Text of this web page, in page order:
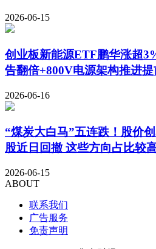
2026-06-15
创业板新能源ETF鹏华涨超
告翻倍+800V电源架构推进
2026-06-16
“煤炭大白马”五连跌！股价
股近日回撤 这些方向占比较
2026-06-15
ABOUT
联系我们
广告服务
免责声明